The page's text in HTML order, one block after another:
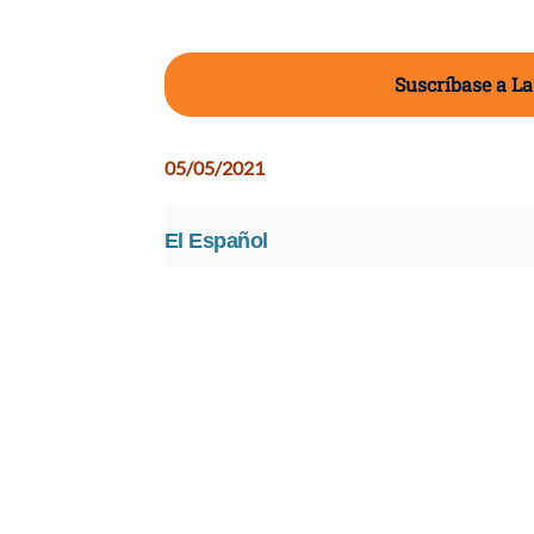
Suscríbase a
05/05/2021
El Español